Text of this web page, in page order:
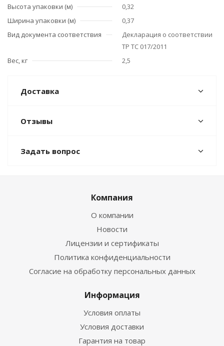
Высота упаковки (м)
0,32
Ширина упаковки (м)
0,37
Вид документа соответствия
Декларация о соответствии
ТР ТС 017/2011
Вес, кг
2,5
Доставка
Отзывы
Задать вопрос
Компания
О компании
Новости
Лицензии и сертификаты
Политика конфиденциальности
Согласие на обработку персональных данных
Информация
Условия оплаты
Условия доставки
Гарантия на товар